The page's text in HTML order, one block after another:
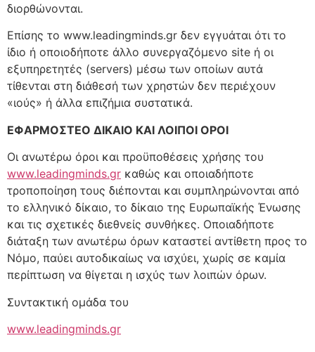
διορθώνονται.
Επίσης το www.leadingminds.gr δεν εγγυάται ότι το
ίδιο ή οποιοδήποτε άλλο συνεργαζόμενο site ή οι
εξυπηρετητές (servers) μέσω των οποίων αυτά
τίθενται στη διάθεσή των χρηστών δεν περιέχουν
«ιούς» ή άλλα επιζήμια συστατικά.
ΕΦΑΡΜΟΣΤΕΟ ΔΙΚΑΙΟ ΚΑΙ ΛΟΙΠΟΙ ΟΡΟΙ
Οι ανωτέρω όροι και προϋποθέσεις χρήσης του
www.leadingminds.gr καθώς και οποιαδήποτε
τροποποίηση τους διέπονται και συμπληρώνονται από
το ελληνικό δίκαιο, το δίκαιο της Ευρωπαϊκής Ένωσης
και τις σχετικές διεθνείς συνθήκες. Οποιαδήποτε
διάταξη των ανωτέρω όρων καταστεί αντίθετη προς το
Νόμο, παύει αυτοδικαίως να ισχύει, χωρίς σε καμία
περίπτωση να θίγεται η ισχύς των λοιπών όρων.
Συντακτική ομάδα του
www.leadingminds.gr